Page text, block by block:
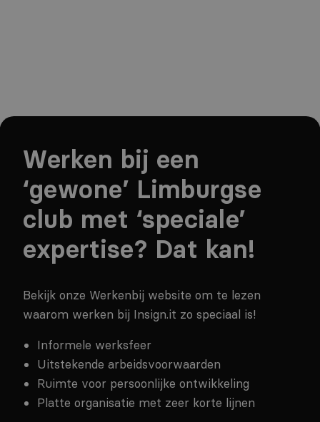
info@insign.it
Werken bij een
‘gewone’ Limburgse
club met ‘speciale’
expertise? Dat kan!
Bekijk onze Werkenbij website om te lezen
waarom werken bij Insign.it zo speciaal is!
Informele werksfeer
Uitstekende arbeidsvoorwaarden
Ruimte voor persoonlijke ontwikkeling
Platte organisatie met zeer korte lijnen